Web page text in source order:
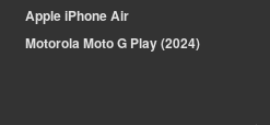
AppleiPhone Air
MotorolaMoto G Play (2024)